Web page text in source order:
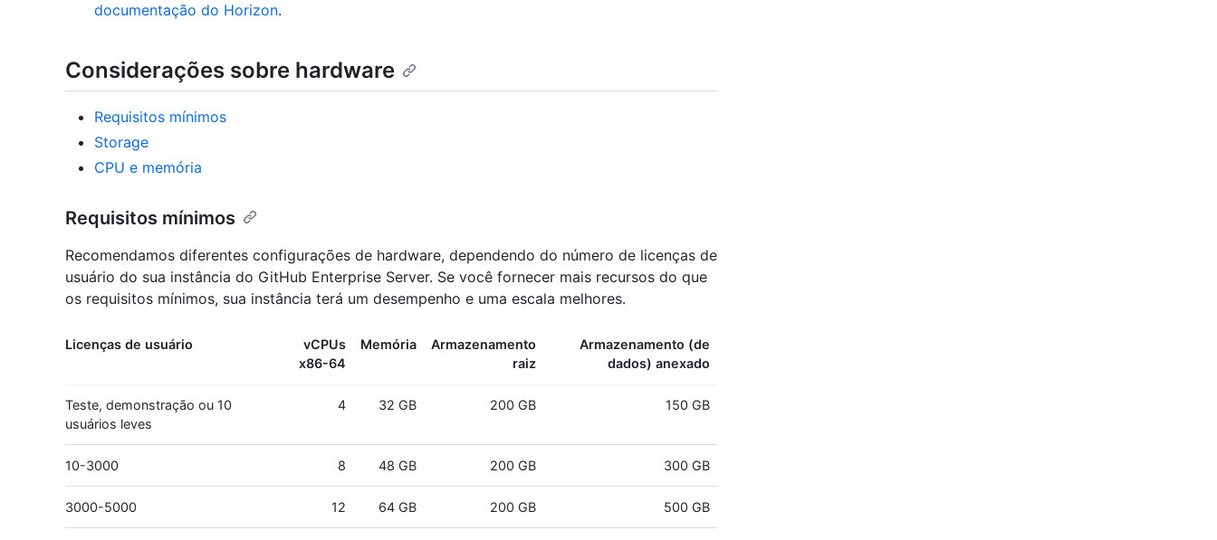
documentação do Horizon.
Considerações sobre hardware
Requisitos mínimos
Storage
CPU e memória
Requisitos mínimos
Recomendamos diferentes configurações de hardware, dependendo do número de licenças de
usuário do sua instância do GitHub Enterprise Server. Se você fornecer mais recursos do que
os requisitos mínimos, sua instância terá um desempenho e uma escala melhores.
Licenças de usuário
vCPUs
x86-64
Memória
Armazenamento
raiz
Armazenamento (de
dados) anexado
Teste, demonstração ou 10
usuários leves
4 32 GB 200 GB 150 GB
10-3000 8 48 GB 200 GB 300 GB
3000-5000 12 64 GB 200 GB 500 GB